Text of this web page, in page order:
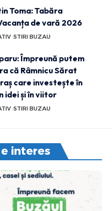
Toma: Tabăra
de vară 2026
STIRI BUZAU
Împreună putem
că Râmnicu Sărat
care investește în
idei și în viitor
STIRI BUZAU
interes